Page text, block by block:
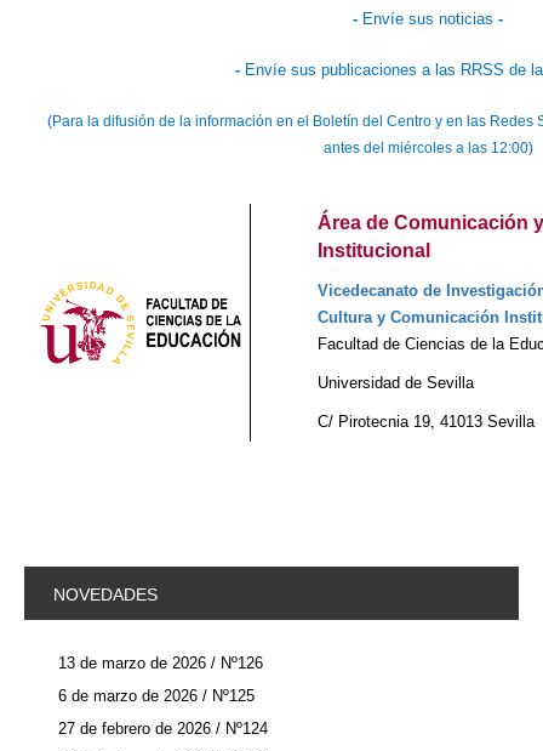
- Envíe sus noticias -
- Envíe sus publicaciones a las RRSS de
(Para la difusión de la información en el Boletín del Centro y en las Redes
antes del miércoles a las 12:00)
Área de Comunicación
Institucional
Vicedecanato de
Cultura y Comunicación
Facultad de Ciencias de la
Universidad de Sevilla
C/ Pirotecnia 19, 41013 Sevilla
NOVEDADES
13 de marzo de 2026 / Nº126
6 de marzo de 2026 / Nº125
27 de febrero de 2026 / Nº124